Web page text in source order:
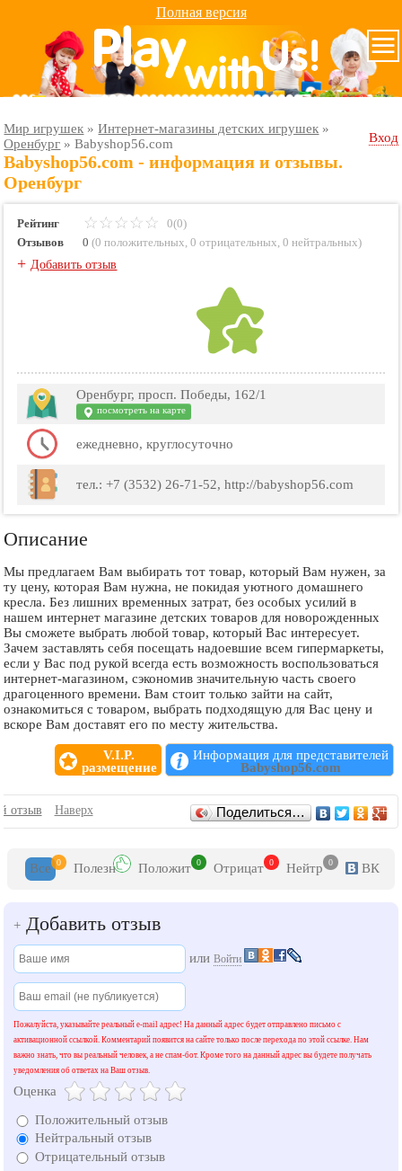
Полная версия
Мир игрушек »Интернет-магазины детских игрушек »
Оренбург »Babyshop56.com Вход
Babyshop56.com - информация и отзывы.
Оренбург
Рейтинг
0(0)
Отзывов
0 (0 положительных,0 отрицательных,0 нейтральных)
+Добавить отзыв
Оренбург, просп. Победы, 162/1
посмотреть на карте
ежедневно, круглосуточно
тел.: +7 (3532) 26-71-52, http://babyshop56.com
Описание
Мы предлагаем Вам выбирать тот товар, который Вам нужен, за
ту цену, которая Вам нужна, не покидая уютного домашнего
кресла. Без лишних временных затрат, без особых усилий в
нашем интернет магазине детских товаров для новорожденных
Вы сможете выбрать любой товар, который Вас интересует.
Зачем заставлять себя посещать надоевшие всем гипермаркеты,
если у Вас под рукой всегда есть возможность воспользоваться
интернет-магазином, сэкономив значительную часть своего
драгоценного времени. Вам стоит только зайти на сайт,
ознакомиться с товаром, выбрать подходящую для Вас цену и
вскоре Вам доставят его по месту жительства.
V.I.P.
размещение
Информация для представителей
Babyshop56.com
Отзывы
отзыв Наверх Поделиться…
Все 0 Полезн Положит 0 Отрицат 0 Нейтр 0 ВК
+ Добавить отзыв
илиВойти
Пожалуйста, указывайте реальный e-mail адрес! На данный адрес будет отправлено письмо с
активационной ссылкой. Комментарий появится на сайте только после перехода по этой ссылке. Нам
важно знать, что вы реальный человек, а не спам-бот. Кроме того на данный адрес вы будете получать
уведомления об ответах на Ваш отзыв.
Оценка
Положительный отзыв
Нейтральный отзыв
Отрицательный отзыв